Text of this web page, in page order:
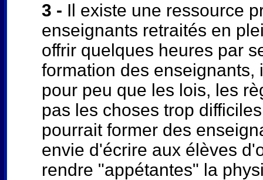
3 - Il existe une ressource
enseignants retraités en
offrir quelques heures par
formation des
pour peu que les lois, les
pas les choses trop
pourrait former des
envie d'écrire aux élèves
rendre "appétantes" la